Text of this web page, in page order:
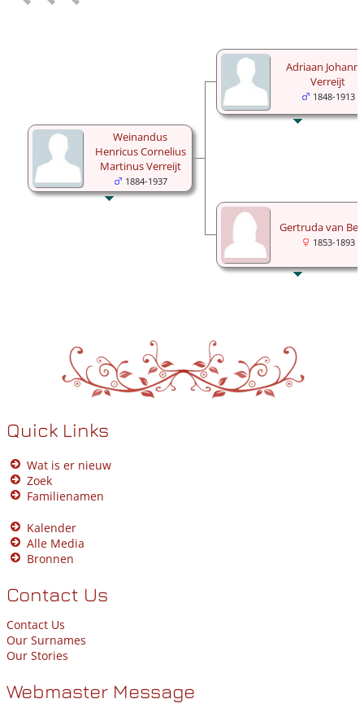
Weinandus
Henricus Cornelius
Martinus Verreijt
1884-1937
Adriaan
Verreijt
1848-1913
Gertruda van
1853-1893
Quick Links
Wat is er nieuw
Zoek
Familienamen
Kalender
Alle Media
Bronnen
Contact Us
Contact Us
Our Surnames
Our Stories
Webmaster Message